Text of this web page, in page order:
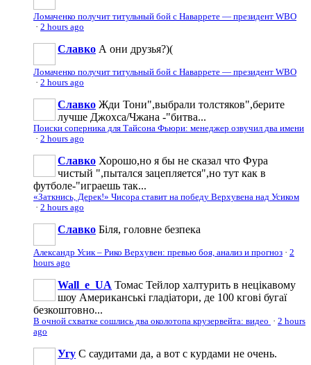
Ломаченко получит титульный бой с Наваррете — президент WBO
· 2 hours ago
Славко А они друзья?)(
Ломаченко получит титульный бой с Наваррете — президент WBO
· 2 hours ago
Славко Жди Тони",выбрали толстяков",берите
лучше Джохса/Чжана -"битва...
Поиски соперника для Тайсона Фьюри: менеджер озвучил два имени
· 2 hours ago
Славко Хорошо,но я бы не сказал что Фура
чистый ",пытался зацепляется",но тут как в
футболе-"играешь так...
«Заткнись, Дерек!» Чисора ставит на победу Верхувена над Усиком
· 2 hours ago
Славко Біля, головне безпека
Александр Усик – Рико Верхувен: превью боя, анализ и прогноз · 2
hours ago
Wall_e_UA Томас Тейлор халтурить в нецікавому
шоу Американські гладіатори, де 100 кгові бугаї
безкоштовно...
В очной схватке сошлись два околотопа крузервейта: видео · 2 hours
ago
Угу С саудитами да, а вот с курдами не очень.